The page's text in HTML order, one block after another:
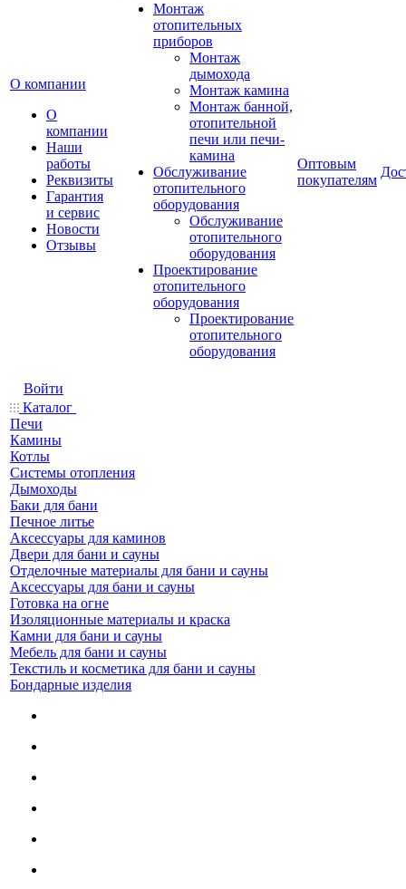
О компании
О
компании
Наши
работы
Реквизиты
Гарантия
и сервис
Новости
Отзывы
Монтаж
отопительных
приборов
Монтаж
дымохода
Монтаж камина
Монтаж банной,
отопительной
печи или печи-
камина
Обслуживание
отопительного
оборудования
Обслуживание
отопительного
оборудования
Проектирование
отопительного
оборудования
Проектирование
отопительного
оборудования
Оптовым
покупателям
Войти
Каталог
Печи
Камины
Котлы
Системы отопления
Дымоходы
Баки для бани
Печное литье
Аксессуары для каминов
Двери для бани и сауны
Отделочные материалы для бани и сауны
Аксессуары для бани и сауны
Готовка на огне
Изоляционные материалы и краска
Камни для бани и сауны
Мебель для бани и сауны
Текстиль и косметика для бани и сауны
Бондарные изделия